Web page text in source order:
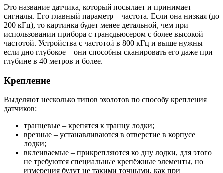
Это название датчика, который посылает и принимает
сигналы. Его главный параметр – частота. Если она низкая (до
200 кГц), то картинка будет менее детальной, чем при
использовании прибора с трансдьюсером с более высокой
частотой. Устройства с частотой в 800 кГц и выше нужны
если дно глубокое – они способны сканировать его даже при
глубине в 40 метров и более.
Крепление
Выделяют несколько типов эхолотов по способу крепления
датчиков:
транцевые – крепятся к транцу лодки;
врезные – устанавливаются в отверстие в корпусе
лодки;
вклеиваемые – прикрепляются ко дну лодки, для этого
не требуются специальные крепёжные элементы, но
измерения будут не такими точными, как при